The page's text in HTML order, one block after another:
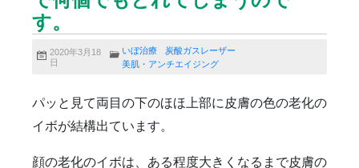
成長因子ピーリング
毛穴の開き・黒ずみ治療
毛穴用プラグピーリング
水光注射
雑誌掲載
食べ物 ＹＡＧレーザー
す。
2020年3月18
日
いぼ治療
炭酸ガスレーザー
美肌・アンチエイジング
パッと見て両目の下のほほ上部に皮膚の色の老化の
イボが結構出ています。
顔の老化のイボは、ある程度大きくなるまで皮膚の